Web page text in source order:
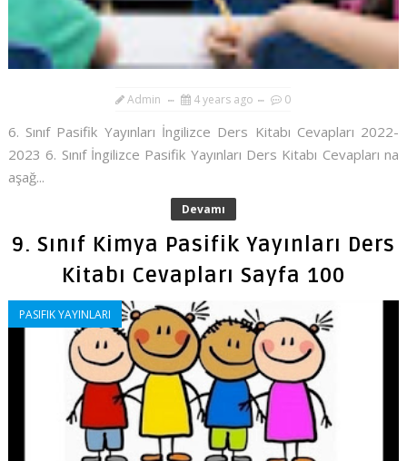
Admin 4 years ago 0
6. Sınıf Pasifik Yayınları İngilizce Ders Kitabı Cevapları 2022-
2023 6. Sınıf İngilizce Pasifik Yayınları Ders Kitabı Cevapları na
aşağ...
Devamı
9. Sınıf Kimya Pasifik Yayınları Ders
Kitabı Cevapları Sayfa 100
PASIFIK YAYINLARI